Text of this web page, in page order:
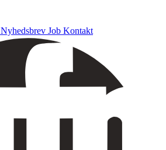
Nyhedsbrev Job Kontakt